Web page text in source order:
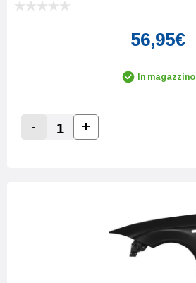
56,95€
In magazzino
Decrease Quantity:
-
Increase Quantity:
+